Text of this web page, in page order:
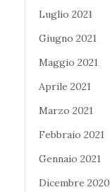
Luglio 2021
Giugno 2021
Maggio 2021
Aprile 2021
Marzo 2021
Febbraio 2021
Gennaio 2021
Dicembre 2020